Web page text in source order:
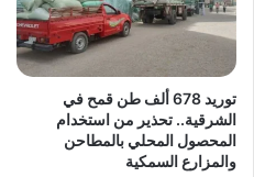
توريد 678 ألف طن قمح في
الشرقية.. تحذير من استخدام
المحصول المحلي بالمطاحن
والمزارع السمكية